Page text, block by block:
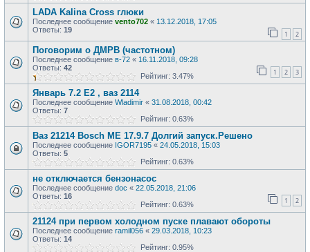
LADA Kalina Cross глюки
Последнее сообщение vento702 « 13.12.2018, 17:05
Ответы: 19 1 2
Поговорим о ДМРВ (частотном)
Последнее сообщение в-72 « 16.11.2018, 09:28
Ответы: 42 1 2 3
Рейтинг: 3.47%
Январь 7.2 Е2 , ваз 2114
Последнее сообщение Wladimir « 31.08.2018, 00:42
Ответы: 7
Рейтинг: 0.63%
Ваз 21214 Bosch ME 17.9.7 Долгий запуск.Решено
Последнее сообщение IGOR7195 « 24.05.2018, 15:03
Ответы: 5
Рейтинг: 0.63%
не отключается бензонасос
Последнее сообщение doc « 22.05.2018, 21:06
Ответы: 16 1 2
Рейтинг: 0.63%
21124 при первом холодном пуске плавают обороты
Последнее сообщение ramil056 « 29.03.2018, 10:23
Ответы: 14
Рейтинг: 0.95%